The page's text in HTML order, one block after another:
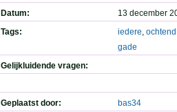
Datum:
13 december
Tags:
iedere, ochtend
gade
Gelijkluidende vragen:
Geplaatst door: bas34